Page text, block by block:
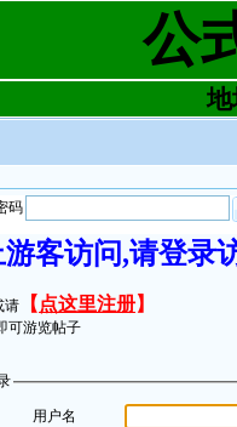
公
地
游客访问,请登
请 【 点这里注册】
可游览帖子
用户名